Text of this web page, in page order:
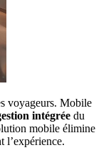
voyageurs. Mobile
intégrée du
mobile élimine
l’expérience.